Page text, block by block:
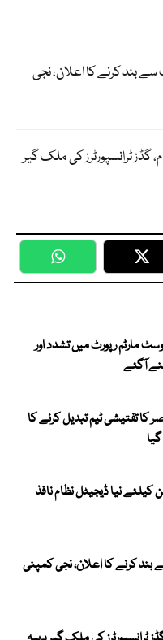
11 اگست سے بند کرنے کا اعلان، نجی
ٹرانسپورٹرز کی ملک گیر
WhatsApp
مارٹم رپورٹ میں تشدد اور
آگئے
کا تفتیشی ٹیم تبدیل کرنے کا
کیلئے نیا ڈیجیٹل نظام نافذ
11 اگست سے بند کرنے کا اعلان، نجی کمپنی